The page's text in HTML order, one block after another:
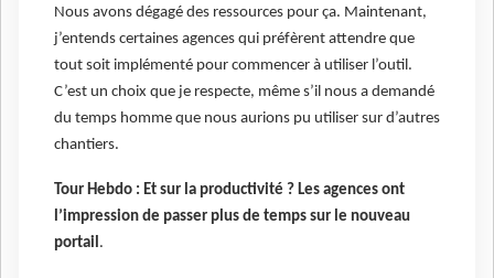
Nous avons dégagé des ressources pour ça. Maintenant,
j’entends certaines agences qui préfèrent attendre que
tout soit implémenté pour commencer à utiliser l’outil.
C’est un choix que je respecte, même s’il nous a demandé
du temps homme que nous aurions pu utiliser sur d’autres
chantiers.
Tour Hebdo : Et sur la productivité ? Les agences ont
l’impression de passer plus de temps sur le nouveau
portail .